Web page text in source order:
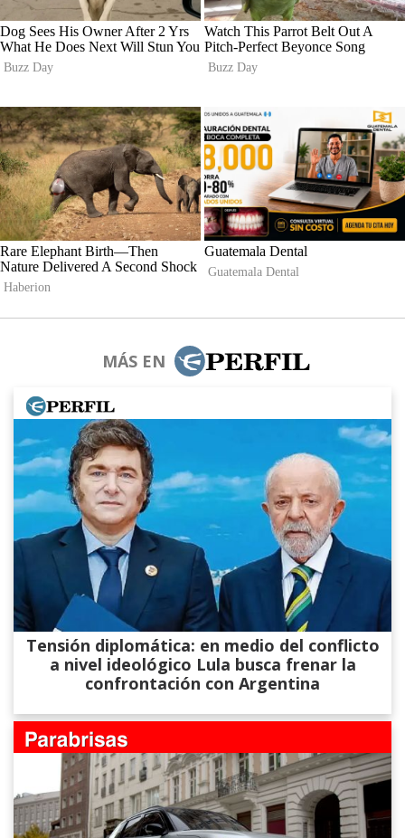
MÁS EN
Tensión diplomática: en medio del conflicto
a nivel ideológico Lula busca frenar la
confrontación con Argentina